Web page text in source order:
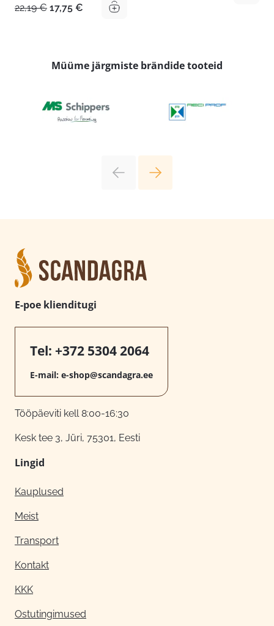
22,19€ Algne
17,75 € Praegune
Müüme järgmiste brändide tooteid
E-poe klienditugi
Tel: +372 5304 2064
E-mail: e-shop@scandagra.ee
Tööpäeviti kell 8:00-16:30
Kesk tee 3, Jüri, 75301, Eesti
Lingid
Kauplused
Meist
Transport
Kontakt
KKK
Ostutingimused